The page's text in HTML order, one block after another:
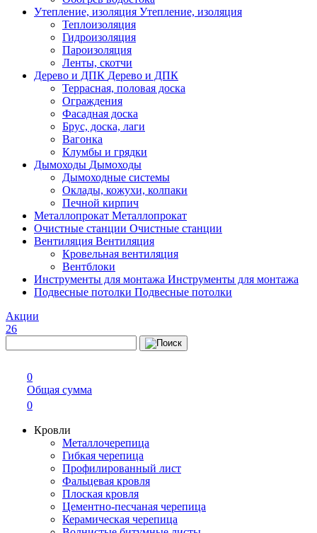
Утепление, изоляция Утепление, изоляция
Теплоизоляция
Гидроизоляция
Пароизоляция
Ленты, скотчи
Дерево и ДПК Дерево и ДПК
Террасная, половая доска
Ограждения
Фасадная доска
Брус, доска, лаги
Вагонка
Клумбы и грядки
Дымоходы Дымоходы
Дымоходные системы
Оклады, кожухи, колпаки
Печной кирпич
Металлопрокат Металлопрокат
Очистные станции Очистные станции
Вентиляция Вентиляция
Кровельная вентиляция
Вентблоки
Инструменты для монтажа Инструменты для монтажа
Подвесные потолки Подвесные потолки
Акции
26
0
Общая сумма
0
Кровли
Металлочерепица
Гибкая черепица
Профилированный лист
Фальцевая кровля
Плоская кровля
Цементно-песчаная черепица
Керамическая черепица